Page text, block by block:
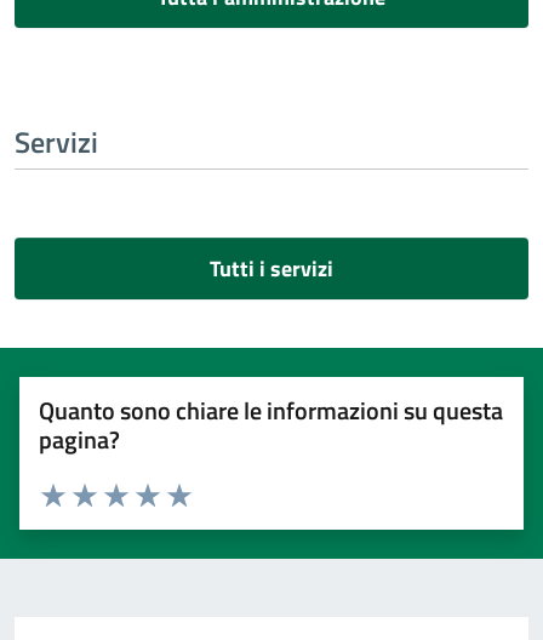
Servizi
Tutti i servizi
Quanto sono chiare le informazioni su questa
pagina?
Valuta 5 stelle su 5
Valuta 4 stelle su 5
Valuta 3 stelle su 5
Valuta 2 stelle su 5
Valuta 1 stelle su 5